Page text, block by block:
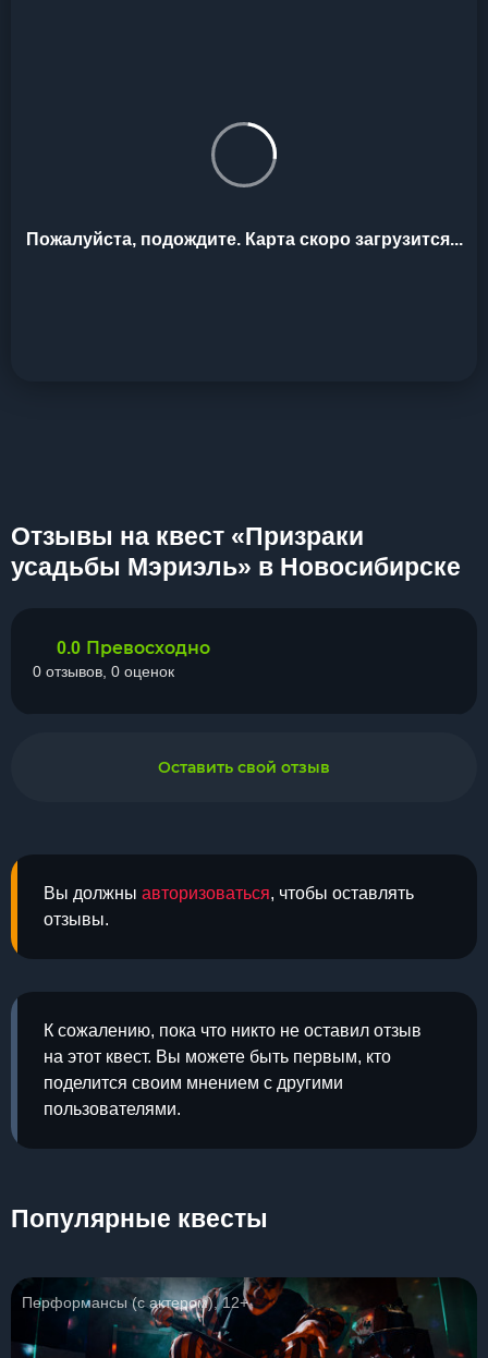
Пожалуйста, подождите. Карта скоро загрузится...
Отзывы на квест «Призраки
усадьбы Мэриэль» в Новосибирске
Вы должны авторизоваться, чтобы оставлять
отзывы.
К сожалению, пока что никто не оставил отзыв
на этот квест. Вы можете быть первым, кто
поделится своим мнением с другими
пользователями.
0.0 Превосходно
0 отзывов, 0 оценок
Оставить свой отзыв
Популярные квесты
Перформансы (с актером), 12+